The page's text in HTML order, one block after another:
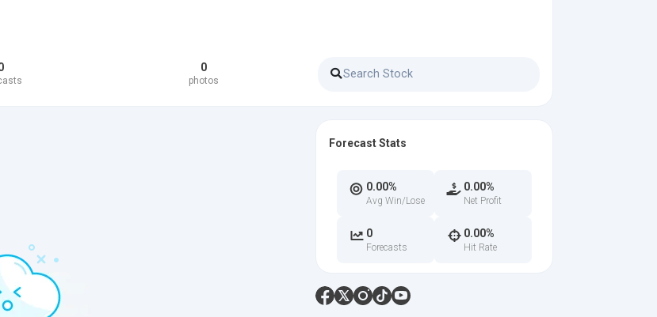
0
photos
Forecast Stats
0.00%
Avg Win/Lose
0.00%
Net Profit
0
Forecasts
0.00%
Hit Rate